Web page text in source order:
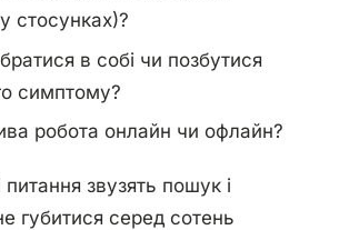
стосунках)?
в собі чи позбутися
симптому?
робота онлайн чи офлайн?
питання звузять пошук і
губитися серед сотень